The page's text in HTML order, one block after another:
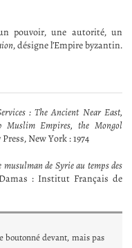
pouvoir, une autorité, un
, désigne l’Empire byzantin.
: The Ancient Near East,
Muslim Empires, the Mongol
New York : 1974
de Syrie au temps des
: Institut Français de
devant, mais pas